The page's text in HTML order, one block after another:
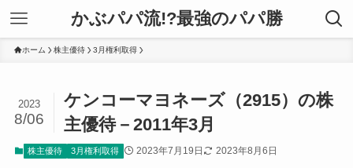
かぶパパ流!?最強のパパ勝
ホーム 株主優待 3月権利取得
ケンコーマヨネーズ（2915）の株
主優待－2011年3月
2023
8/06
株主優待 3月権利取得 2023年7月19日 2023年8月6日